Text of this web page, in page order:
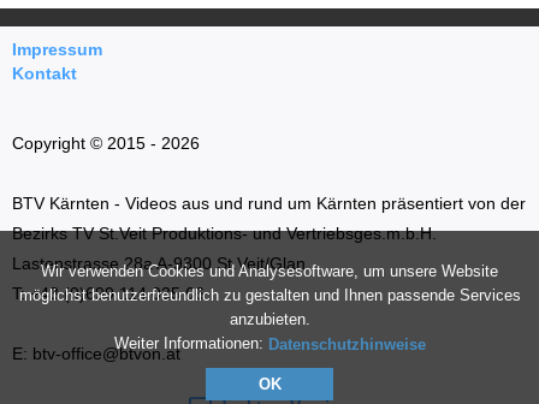
Wir verwenden Cookies und Analysesoftware, um unsere Website
möglichst benutzerfreundlich zu gestalten und Ihnen passende Services
anzubieten.
Weiter Informationen: Datenschutzhinweise
OK
Impressum
Kontakt
Copyright © 2015 - 2026
BTV Kärnten - Videos aus und rund um Kärnten präsentiert von der
Bezirks TV St.Veit Produktions- und Vertriebsges.m.b.H.
Lastenstrasse 28a A-9300 St.Veit/Glan
T: +43 (0)699 114 035 66
E: btv-office@btvon.at